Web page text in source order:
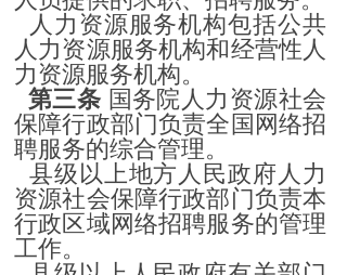
人力资源服务机构包括公共
人力资源服务机构和经营性人
力资源服务机构。
第三条 国务院人力资源社会
保障行政部门负责全国网络招
聘服务的综合管理。
县级以上地方人民政府人力
资源社会保障行政部门负责本
行政区域网络招聘服务的管理
工作。